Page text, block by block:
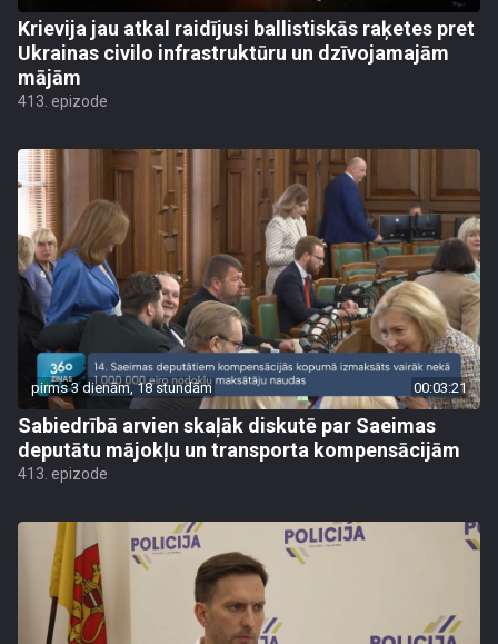
Krievija jau atkal raidījusi ballistiskās raķetes pret
Ukrainas civilo infrastruktūru un dzīvojamajām
mājām
413. epizode
pirms 3 dienām, 18 stundām 00:03:21
Sabiedrībā arvien skaļāk diskutē par Saeimas
deputātu mājokļu un transporta kompensācijām
413. epizode